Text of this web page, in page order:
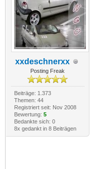
xxdeschnerxx
Posting Freak
Beiträge: 1.373
Themen: 44
Registriert seit: Nov 2008
Bewertung: 5
Bedankte sich: 0
8x gedankt in 8 Beiträgen